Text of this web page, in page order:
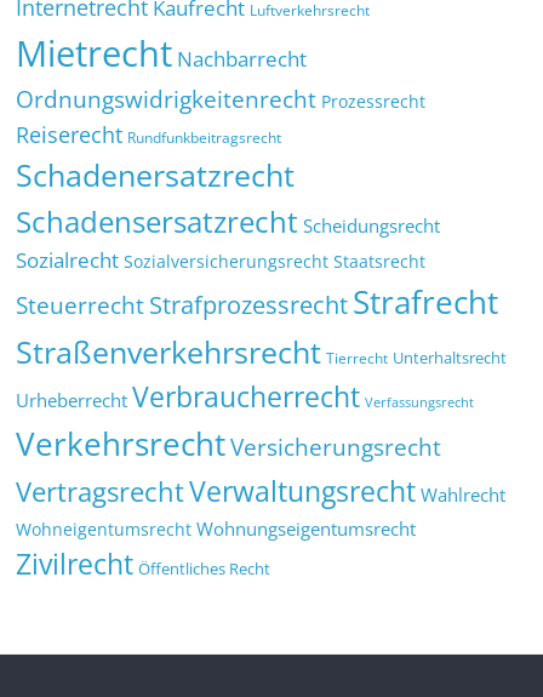
Internetrecht Kaufrecht Luftverkehrsrecht
Mietrecht Nachbarrecht
Ordnungswidrigkeitenrecht Prozessrecht
Reiserecht Rundfunkbeitragsrecht
Schadenersatzrecht
Schadensersatzrecht Scheidungsrecht
Sozialrecht Sozialversicherungsrecht Staatsrecht
SteuerrechtStrafprozessrechtStrafrecht
Straßenverkehrsrecht Tierrecht Unterhaltsrecht
Urheberrecht Verbraucherrecht Verfassungsrecht
VerkehrsrechtVersicherungsrecht
VertragsrechtVerwaltungsrecht Wahlrecht
Wohneigentumsrecht Wohnungseigentumsrecht
Zivilrecht Öffentliches Recht